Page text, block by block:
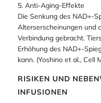
Infusionen helfen können,
lindern und die
oder Drogenabhängigkeit
Journal of Substance Use,
5. Anti-Aging-Effekte
Alterserscheinungen und
Verbindung gebracht.
and view your previously